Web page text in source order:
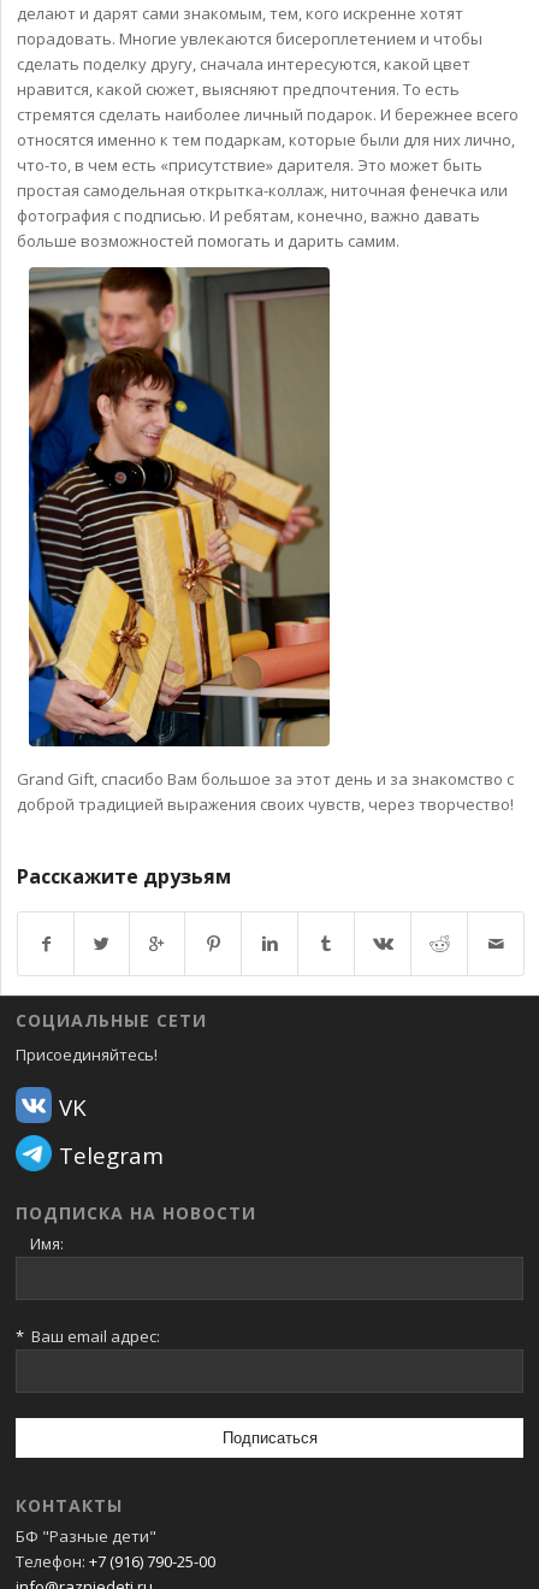
делают и дарят сами знакомым, тем, кого искренне хотят
порадовать. Многие увлекаются бисероплетением и чтобы
сделать поделку другу, сначала интересуются, какой цвет
нравится, какой сюжет, выясняют предпочтения. То есть
стремятся сделать наиболее личный подарок. И бережнее всего
относятся именно к тем подаркам, которые были для них лично,
что-то, в чем есть «присутствие» дарителя. Это может быть
простая самодельная открытка-коллаж, ниточная фенечка или
фотография с подписью. И ребятам, конечно, важно давать
больше возможностей помогать и дарить самим.
Grand Gift, спасибо Вам большое за этот день и за знакомство с
доброй традицией выражения своих чувств, через творчество!
Расскажите друзьям
Возврат к списку
СОЦИАЛЬНЫЕ СЕТИ
Присоединяйтесь!
VK
Telegram
ПОДПИСКА НА НОВОСТИ
Имя:
* Ваш email адрес:
КОНТАКТЫ
БФ "Разные дети"
Телефон: +7 (916) 790-25-00